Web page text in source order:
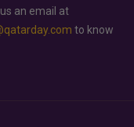
an email at
to know